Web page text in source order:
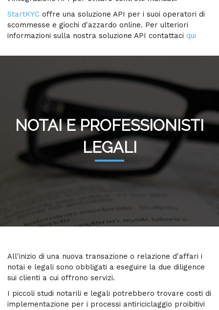
StartKYC offre una soluzione API per i suoi operatori di
scommesse e giochi d'azzardo online. Per ulteriori
informazioni sulla nostra soluzione API contattaci qui
NOTAI E PROFESSIONISTI
LEGALI
All'inizio di una nuova transazione o relazione d'affari i
notai e legali sono obbligati a eseguire la due diligence
sui clienti a cui offrono servizi.
I piccoli studi notarili e legali potrebbero trovare costi di
implementazione per i processi antiriciclaggio proibitivi